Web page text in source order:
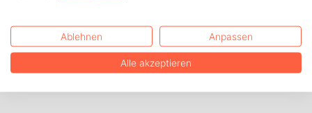
Ablehnen Anpassen
Alle akzeptieren